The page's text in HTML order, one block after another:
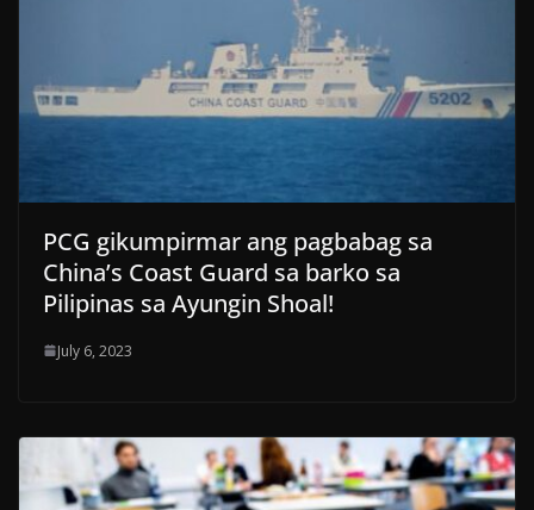
PCG gikumpirmar ang pagbabag sa
China’s Coast Guard sa barko sa
Pilipinas sa Ayungin Shoal!
July 6, 2023